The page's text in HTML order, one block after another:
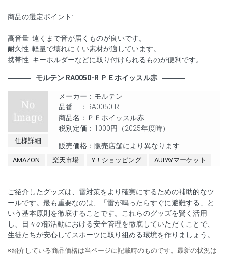
商品の選定ポイント:
高音量: 遠くまで音が届くものが良いです。
耐久性: 軽量で壊れにくい素材が適しています。
携帯性: キーホルダーなどに取り付けられるものが便利です。
モルテン RA0050-R ＰＥホイッスル赤
仕様詳細
メーカー：モルテン
品番 ：RA0050-R
商品名：ＰＥホイッスル赤
税別定価：1000円（2025年度時）
販売価格：販売店舗により異なります
AMAZON 楽天市場 Y！ショッピング AUPAYマーケット
ご紹介したグッズは、雷対策をより確実にするための補助的なツ
ールです。最も重要なのは、「雷が鳴ったらすぐに避難する」と
いう基本原則を徹底することです。これらのグッズを賢く活用
し、日々の部活動における安全管理を徹底していただくことで、
生徒たちが安心してスポーツに取り組める環境を作りましょう。
※紹介している商品価格は当ページに記載時のものです。最新の状況は